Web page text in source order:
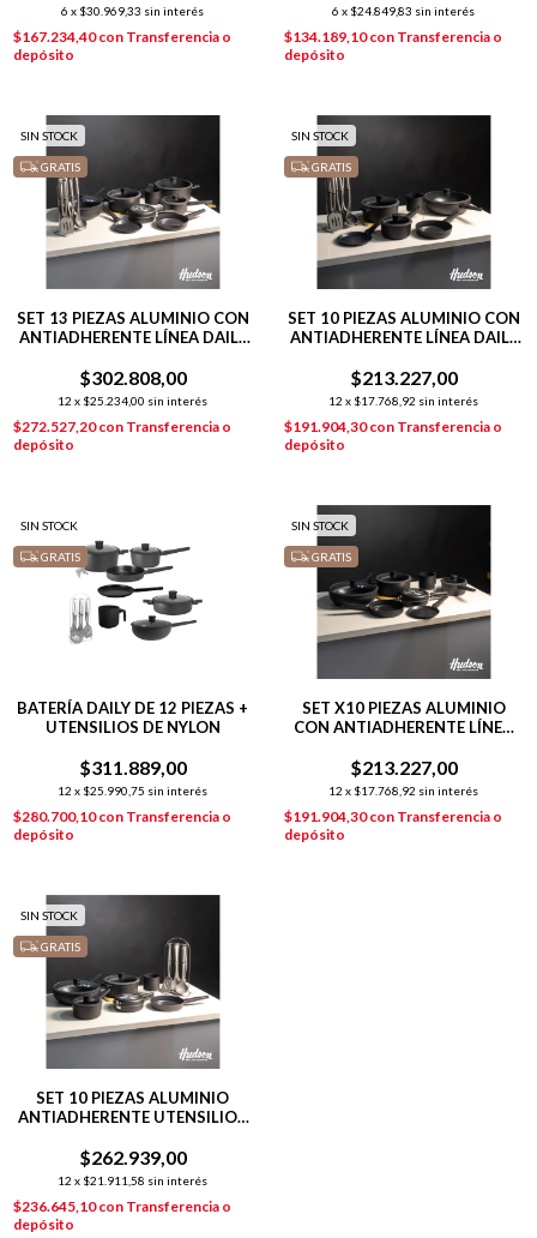
6 x $30.969,33 sin interés
$167.234,40con Transferencia o
depósito
6 x $24.849,83 sin interés
$134.189,10con Transferencia o
depósito
SIN STOCK
GRATIS
SET 13 PIEZAS ALUMINIO CON
ANTIADHERENTE LÍNEA DAILY
$302.808,00
12 x $25.234,00 sin interés
$272.527,20con Transferencia o
depósito
SIN STOCK
GRATIS
SET 10 PIEZAS ALUMINIO CON
ANTIADHERENTE LÍNEA DAILY
$213.227,00
12 x $17.768,92 sin interés
$191.904,30con Transferencia o
depósito
SIN STOCK
GRATIS
BATERÍA DAILY DE 12 PIEZAS +
UTENSILIOS DE NYLON
$311.889,00
12 x $25.990,75 sin interés
$280.700,10con Transferencia o
depósito
SIN STOCK
GRATIS
SET X10 PIEZAS ALUMINIO
CON ANTIADHERENTE LÍNEA
$213.227,00
12 x $17.768,92 sin interés
$191.904,30con Transferencia o
depósito
SIN STOCK
GRATIS
SET 10 PIEZAS ALUMINIO
ANTIADHERENTE UTENSILIOS
$262.939,00
12 x $21.911,58 sin interés
$236.645,10con Transferencia o
depósito